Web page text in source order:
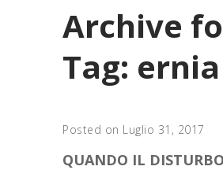
Archive
Tag: ernia
Posted on Luglio 31, 2017
QUANDO IL